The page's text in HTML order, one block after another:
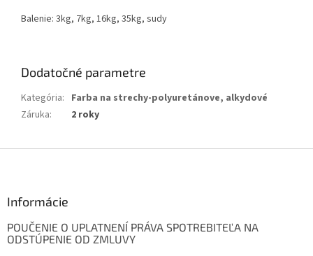
Balenie: 3kg, 7kg, 16kg, 35kg, sudy
Dodatočné parametre
Kategória: Farba na strechy-polyuretánove, alkydové
Záruka: 2 roky
Informácie
POUČENIE O UPLATNENÍ PRÁVA SPOTREBITEĽA NA
ODSTÚPENIE OD ZMLUVY